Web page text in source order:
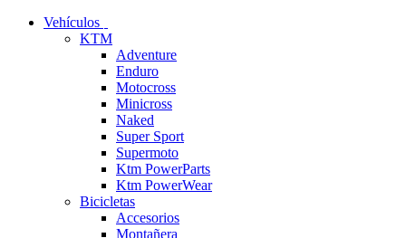
Vehículos
KTM
Adventure
Enduro
Motocross
Minicross
Naked
Super Sport
Supermoto
Ktm PowerParts
Ktm PowerWear
Bicicletas
Accesorios
Montañera